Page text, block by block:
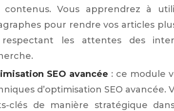
contenus. Vous apprendrez à
pour rendre vos articles
les attentes des
SEO avancée : ce module
d’optimisation SEO
clés de manière stratégique